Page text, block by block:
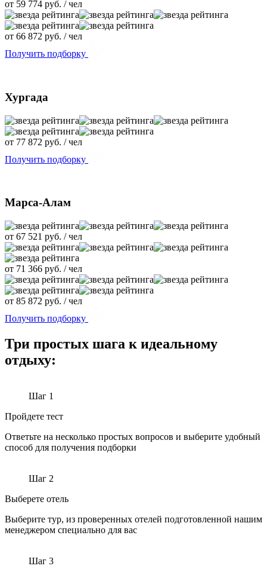
от 59 774 руб. / чел
от 66 872 руб. / чел
Получить подборку
Хургада
от 77 872 руб. / чел
Получить подборку
Марса-Алам
от 67 521 руб. / чел
от 71 366 руб. / чел
от 85 872 руб. / чел
Получить подборку
Три простых шага к идеальному
отдыху:
Шаг 1
Пройдете тест
Ответьте на несколько простых вопросов и выберите удобный
способ для получения подборки
Шаг 2
Выберете отель
Выберите тур, из проверенных отелей подготовленной нашим
менеджером специально для вас
Шаг 3